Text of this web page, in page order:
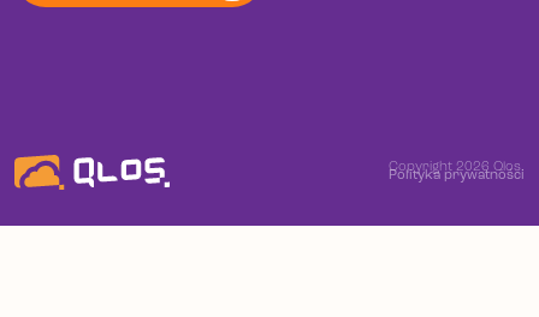
Copyright 2026 Qlos.
Polityka prywatności